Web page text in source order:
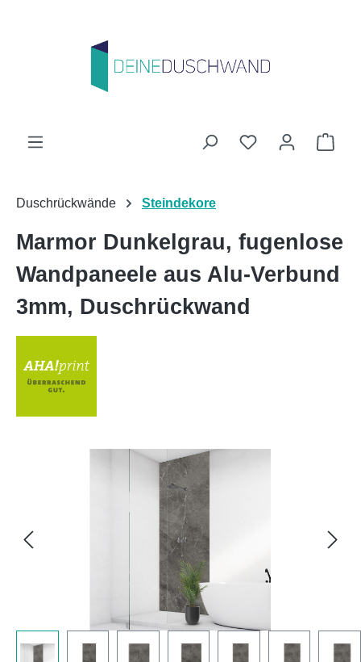
Du hast 0
Duschrückwände Steindekore
Marmor Dunkelgrau, fugenlose
Wandpaneele aus Alu-Verbund
3mm, Duschrückwand